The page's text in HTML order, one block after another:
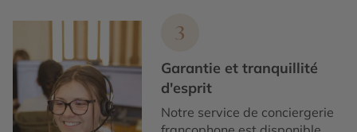
3
Garantie et tranquillité
d'esprit
Notre service de conciergerie